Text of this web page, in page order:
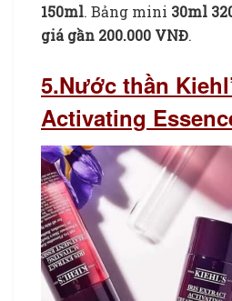
150ml. Bảng mini 30ml
giá gần 200.000 VNĐ.
5.Nước thần
Activating